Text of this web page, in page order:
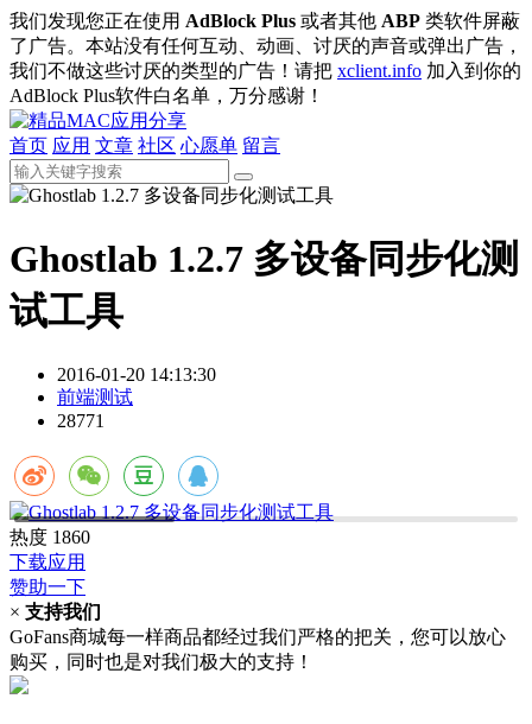
我们发现您正在使用 AdBlock Plus 或者其他 ABP 类软件屏蔽
了广告。本站没有任何互动、动画、讨厌的声音或弹出广告，
我们不做这些讨厌的类型的广告！请把 xclient.info 加入到你的
AdBlock Plus软件白名单，万分感谢！
首页 应用 文章 社区 心愿单 留言
Ghostlab 1.2.7 多设备同步化测
试工具
2016-01-20 14:13:30
前端测试
28771
热度 1860
下载应用
赞助一下
× 支持我们
GoFans商城每一样商品都经过我们严格的把关，您可以放心
购买，同时也是对我们极大的支持！